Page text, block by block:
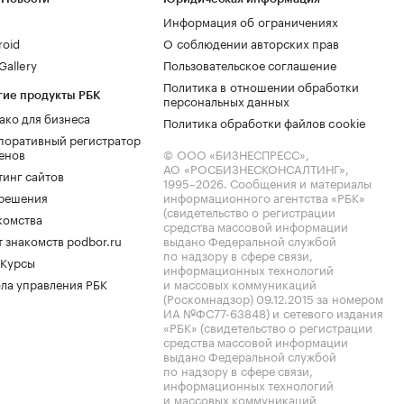
продукты РБК
для бизнеса
регистратор
сайтов
знакомств podbor.ru
управления РБК
Информация об ограничениях
О соблюдении авторских прав
Пользовательское соглашение
Политика в отношении обработки
персональных данных
Политика обработки файлов cookie
© ООО «БИЗНЕСПРЕСС»,
АО «РОСБИЗНЕСКОНСАЛТИНГ»,
1995–2026. Сообщения и материалы
информационного агентства «РБК»
(свидетельство о регистрации
средства массовой информации
выдано Федеральной службой
по надзору в сфере связи,
информационных технологий
и массовых коммуникаций
(Роскомнадзор) 09.12.2015 за номером
ИА №ФС77-63848) и сетевого издания
«РБК» (свидетельство о регистрации
средства массовой информации
выдано Федеральной службой
по надзору в сфере связи,
информационных технологий
и массовых коммуникаций